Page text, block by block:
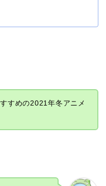
すめの2021年冬アニメ